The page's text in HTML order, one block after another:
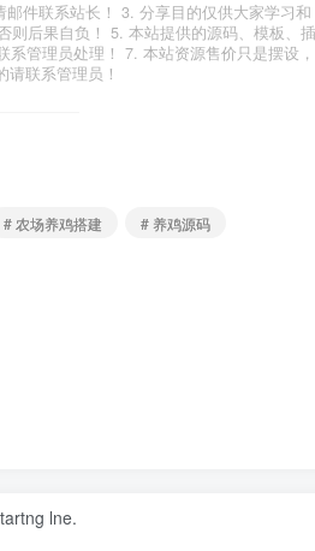
件联系站长！ 3. 分享目的仅供大家学习和
则后果自负！ 5. 本站提供的源码、模板、插
管理员处理！ 7. 本站资源售价只是摆设，
联系管理员！
# 农场养鸡搭建
# 养鸡源码
lne.